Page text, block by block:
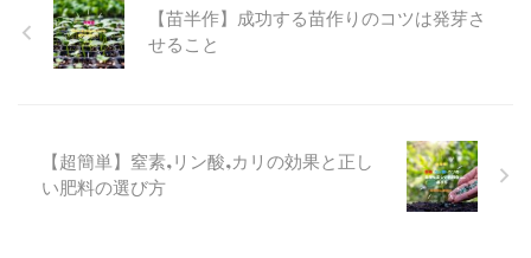
【苗半作】成功する苗作りのコツは発芽さ
せること
【超簡単】窒素,リン酸,カリの効果と正し
い肥料の選び方